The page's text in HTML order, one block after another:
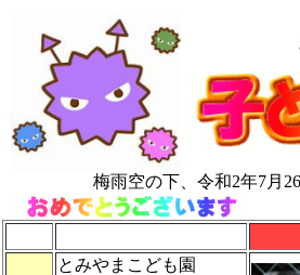
とみやまこども園
梅雨空の下、令和2年7月